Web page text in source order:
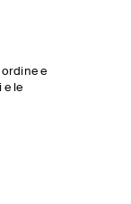
ordine e
e le